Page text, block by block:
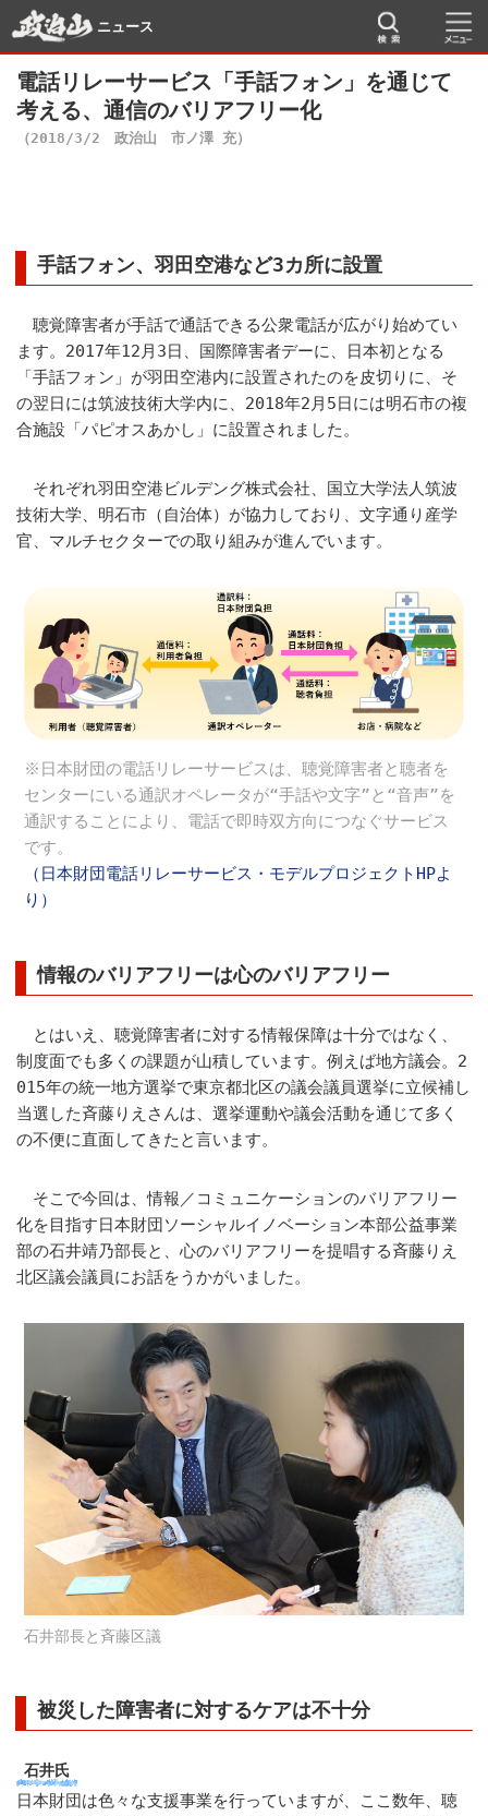
ニュース
電話リレーサービス「手話フォン」を通じて
考える、通信のバリアフリー化
（2018/3/2 政治山 市ノ澤 充）
手話フォン、羽田空港など3カ所に設置
聴覚障害者が手話で通話できる公衆電話が広がり始めてい
ます。2017年12月3日、国際障害者デーに、日本初となる
「手話フォン」が羽田空港内に設置されたのを皮切りに、そ
の翌日には筑波技術大学内に、2018年2月5日には明石市の複
合施設「パピオスあかし」に設置されました。
それぞれ羽田空港ビルデング株式会社、国立大学法人筑波
技術大学、明石市（自治体）が協力しており、文字通り産学
官、マルチセクターでの取り組みが進んでいます。
※日本財団の電話リレーサービスは、聴覚障害者と聴者を
センターにいる通訳オペレータが“手話や文字”と“音声”を
通訳することにより、電話で即時双方向につなぐサービス
です。
（日本財団電話リレーサービス・モデルプロジェクトHPよ
り）
情報のバリアフリーは心のバリアフリー
とはいえ、聴覚障害者に対する情報保障は十分ではなく、
制度面でも多くの課題が山積しています。例えば地方議会。2
015年の統一地方選挙で東京都北区の議会議員選挙に立候補し
当選した斉藤りえさんは、選挙運動や議会活動を通じて多く
の不便に直面してきたと言います。
そこで今回は、情報／コミュニケーションのバリアフリー
化を目指す日本財団ソーシャルイノベーション本部公益事業
部の石井靖乃部長と、心のバリアフリーを提唱する斉藤りえ
北区議会議員にお話をうかがいました。
石井部長と斉藤区議
被災した障害者に対するケアは不十分
石井氏
日本財団は色々な支援事業を行っていますが、ここ数年、聴